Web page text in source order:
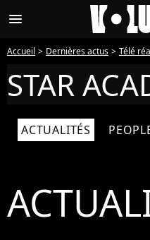
menu
Accueil Dernières actus Télé
STAR
ACTUALITÉS